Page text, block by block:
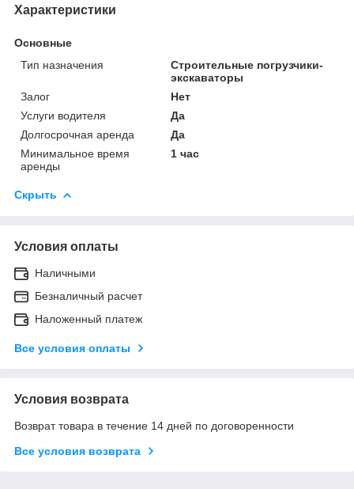
Характеристики
Основные
Тип назначения
Строительные погрузчики-
экскаваторы
Залог
Нет
Услуги водителя
Да
Долгосрочная аренда
Да
Минимальное время
аренды
1 час
Скрыть
Условия оплаты
Наличными
Безналичный расчет
Наложенный платеж
Все условия оплаты
Условия возврата
Возврат товара в течение 14 дней по договоренности
Все условия возврата